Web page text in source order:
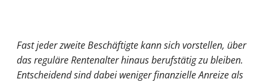
Fast jeder zweite Beschäftigte kann sich vorstellen, über
das reguläre Rentenalter hinaus berufstätig zu bleiben.
Entscheidend sind dabei weniger finanzielle Anreize als